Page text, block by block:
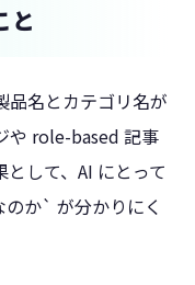
と
品名とカテゴリ名が
や role-based 記事
して、AI にとって
か` が分かりにく